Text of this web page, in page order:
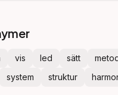
vis led sätt
system struktur